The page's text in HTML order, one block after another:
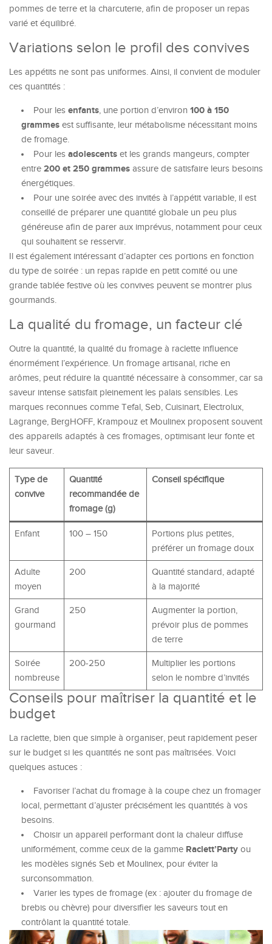
pommes de terre et la charcuterie, afin de proposer un repas
varié et équilibré.
Variations selon le profil des convives
Les appétits ne sont pas uniformes. Ainsi, il convient de moduler
ces quantités :
Pour les enfants, une portion d’environ 100 à 150
grammes est suffisante, leur métabolisme nécessitant moins
de fromage.
Pour les adolescents et les grands mangeurs, compter
entre 200 et 250 grammes assure de satisfaire leurs besoins
énergétiques.
Pour une soirée avec des invités à l’appétit variable, il est
conseillé de préparer une quantité globale un peu plus
généreuse afin de parer aux imprévus, notamment pour ceux
qui souhaitent se resservir.
Il est également intéressant d’adapter ces portions en fonction
du type de soirée : un repas rapide en petit comité ou une
grande tablée festive où les convives peuvent se montrer plus
gourmands.
La qualité du fromage, un facteur clé
Outre la quantité, la qualité du fromage à raclette influence
énormément l’expérience. Un fromage artisanal, riche en
arômes, peut réduire la quantité nécessaire à consommer, car sa
saveur intense satisfait pleinement les palais sensibles. Les
marques reconnues comme Tefal, Seb, Cuisinart, Electrolux,
Lagrange, BergHOFF, Krampouz et Moulinex proposent souvent
des appareils adaptés à ces fromages, optimisant leur fonte et
leur saveur.
Type de
convive
Quantité
recommandée de
fromage (g)
Conseil spécifique
Enfant 100 – 150
Portions plus petites,
préférer un fromage doux
Adulte
moyen
200
Quantité standard, adapté
à la majorité
Grand
gourmand
250
Augmenter la portion,
prévoir plus de pommes
de terre
Soirée
nombreuse
200-250
Multiplier les portions
selon le nombre d’invités
Conseils pour maîtriser la quantité et le
budget
La raclette, bien que simple à organiser, peut rapidement peser
sur le budget si les quantités ne sont pas maîtrisées. Voici
quelques astuces :
Favoriser l’achat du fromage à la coupe chez un fromager
local, permettant d’ajuster précisément les quantités à vos
besoins.
Choisir un appareil performant dont la chaleur diffuse
uniformément, comme ceux de la gamme Raclett’Party ou
les modèles signés Seb et Moulinex, pour éviter la
surconsommation.
Varier les types de fromage (ex : ajouter du fromage de
brebis ou chèvre) pour diversifier les saveurs tout en
contrôlant la quantité totale.